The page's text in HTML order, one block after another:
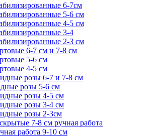
6-7см
5-6 см
4-5 см
3-4
2-3 см
6-7 см и 7-8 см
5-6 см
4-5 см
розы 6-7 и 7-8 см
розы 5-6 см
розы 4-5 см
розы 3-4 см
розы 2-3см
7-8 см ручная работа
работа 9-10 см